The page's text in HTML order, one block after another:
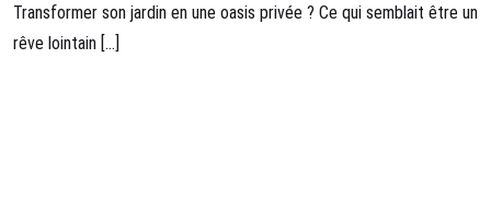
Transformer son jardin en une oasis privée ? Ce qui semblait être un
rêve lointain […]